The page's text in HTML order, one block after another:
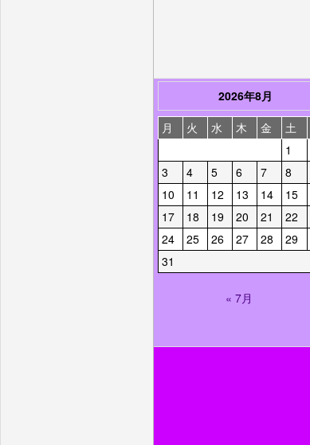
2026年8月
月
火 水 木 金 土
1
3
4 5 6 7 8
10
11 12 13 14 15
17
18 19 20 21 22
24
25 26 27 28 29
31
« 7月